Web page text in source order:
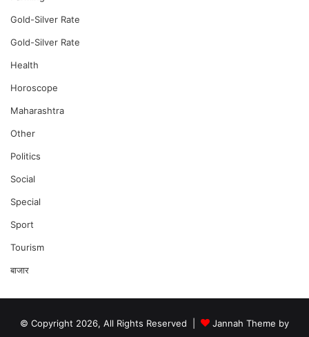
Gold-Silver Rate
Gold-Silver Rate
Health
Horoscope
Maharashtra
Other
Politics
Social
Special
Sport
Tourism
बाजार
© Copyright 2026, All Rights Reserved | Jannah Theme by